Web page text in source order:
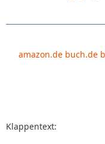
amazon.de buch.de
Klappentext: